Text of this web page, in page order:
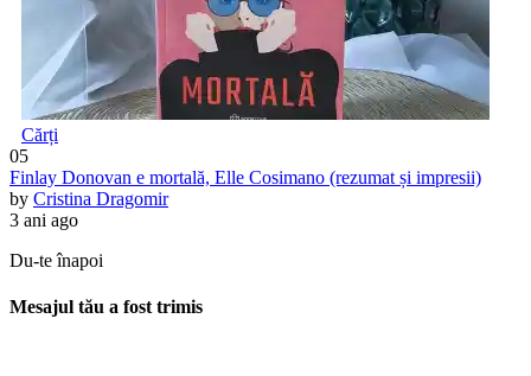
Cărți
05
Finlay Donovan e mortală, Elle Cosimano (rezumat și impresii)
by Cristina Dragomir
3 ani ago
Du-te înapoi
Mesajul tău a fost trimis